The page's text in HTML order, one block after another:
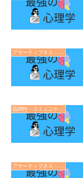
協調性・コミュニケーション・人間関係の心理学